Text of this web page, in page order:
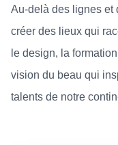
Au-delà des lignes et
créer des lieux qui
le design, la
vision du beau qui
talents de notre